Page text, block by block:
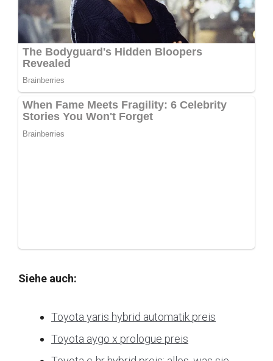
Siehe auch:
Toyota yaris hybrid automatik preis
Toyota aygo x prologue preis